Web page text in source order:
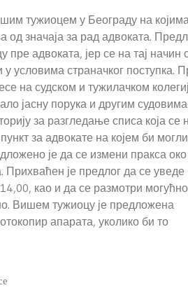
тужиоцем у Београду на
значаја за рад адвоката.
адвоката, јер се на тај начин
условима страначког поступка.
на судском и тужилачком
јасну порука и другим
за разгледање списа која се
за адвокате на којем би
је да се измени пракса око
је предлог да се уведе
као и да се размотри
Вишем тужиоцу је предложена
апарата, уколико би то